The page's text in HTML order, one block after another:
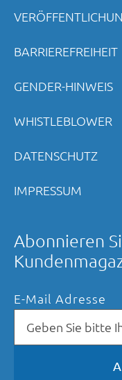
BARRIEREFREIHEIT
GENDER-HINWEIS
WHISTLEBLOWER
DATENSCHUTZ
IMPRESSUM
Abonnieren
E-Mail Adresse